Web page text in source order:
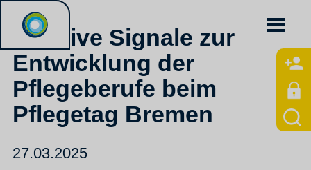
Positive Signale zur
Entwicklung der
Pflegeberufe beim
Pflegetag Bremen
27.03.2025